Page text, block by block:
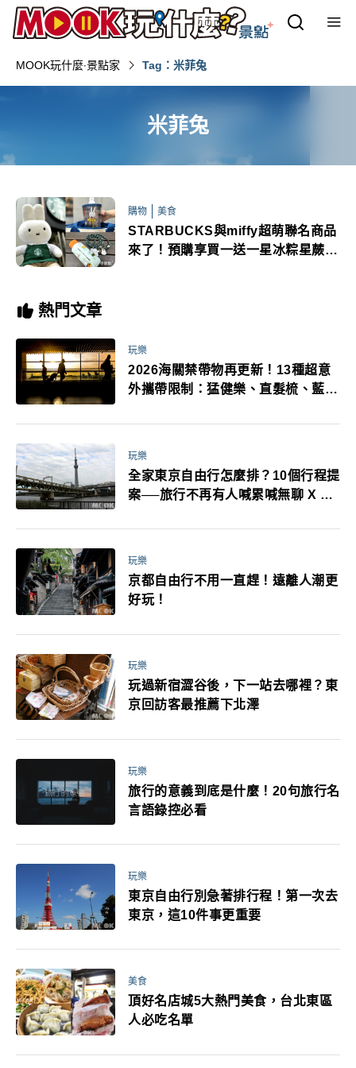
MOOK玩什麼‧景點家 Tag：米菲兔
米菲兔
購物 美食
STARBUCKS與miffy超萌聯名商品
來了！預購享買一送一星冰粽星蕨餅
熱門文章
玩樂
2026海關禁帶物再更新！13種超意
外攜帶限制：猛健樂、直髮梳、藍牙
萬！注意事項一次看！
玩樂
全家東京自由行怎麼排？10個行程提
案──旅行不再有人喊累喊無聊 X 爸
玩樂
京都自由行不用一直趕！遠離人潮更
好玩！
玩樂
玩過新宿澀谷後，下一站去哪裡？東
京回訪客最推薦下北澤
玩樂
旅行的意義到底是什麼！20句旅行名
言語錄控必看
玩樂
東京自由行別急著排行程！第一次去
東京，這10件事更重要
美食
頂好名店城5大熱門美食，台北東區
人必吃名單